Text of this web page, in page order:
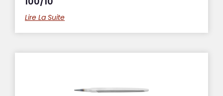
Lire La Suite